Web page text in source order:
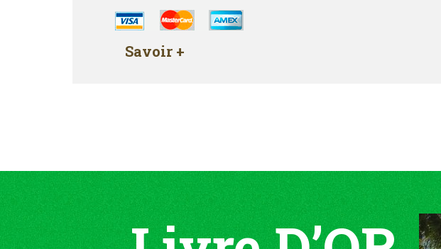
Savoir +